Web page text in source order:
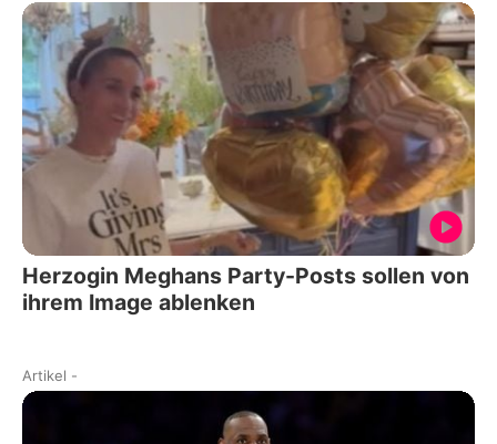
Herzogin Meghans Party-Posts sollen von
ihrem Image ablenken
Artikel -